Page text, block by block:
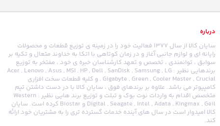
درباره
سایان کالا از سال 1377 فعالیت خود را در زمینه ی توزیع قطعات و محصولات
رایانه ای و لوازم جانبی آغاز و در زمان کوتاهی با اتکا به خداوند متعال و تکیه بر
سوابق ، توانمندی ، تخصص و تعهد کارشناسان خبره ی خود ، مفتخر به توزیع
برندهایی نظیر : Acer , Lenovo , Asus , MSI , HP , Dell , SanDisk , Samsung , LG
, Gigabyte , Green , Cooler Master , Crucial و کلیه قطعات سخت افزاری
کامپیوتر می باشد. علاوه بر برندهای فوق ، سایان کالا با در دست داشتن تیم
متخصص اقدام به واردات نوت بوک و تبلت و توزیع برند هایی نظیر : Western
Digital , Seagate , Intel , Adata , Kingmax , Geil و Biostar کرده است. سایان
کالا امیدوار است در سال های آینده خدمات گسترده تری را به مشتریان خود ارائه
کند.